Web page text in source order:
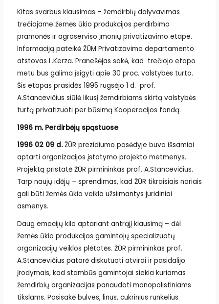
Kitas svarbus klausimas – žemdirbių dalyvavimas
trečiajame žemės ūkio produkcijos perdirbimo
pramonės ir agroserviso įmonių privatizavimo etape.
Informaciją pateikė ŽŪM Privatizavimo departamento
atstovas L.Kerza. Pranešėjas sakė, kad trečiojo etapo
metu bus galima įsigyti apie 30 proc. valstybės turto.
Šis etapas prasidės 1995 rugsėjo 1 d. prof.
A.Stancevičius siūlė likusį žemdirbiams skirtą valstybės
turtą privatizuoti per būsimą Kooperacijos fondą.
1996 m. Perdirbėjų spąstuose
1996 02 09 d.ŽŪR prezidiumo posėdyje buvo išsamiai
aptarti organizacijos įstatymo projekto metmenys.
Projektą pristatė ŽŪR pirmininkas prof. A.Stancevičius.
Tarp naujų idėjų – sprendimas, kad ŽŪR tikraisiais nariais
gali būti žemės ūkio veikla užsiimantys juridiniai
asmenys.
Daug emocijų kilo aptariant antrąjį klausimą – dėl
žemės ūkio produkcijos gamintojų specializuotų
organizacijų veiklos plėtotės. ŽŪR pirmininkas prof.
A.Stancevičius patarė diskutuoti atvirai ir pasidalijo
įrodymais, kad stambūs gamintojai siekia kuriamas
žemdirbių organizacijas panaudoti monopolistiniams
tikslams. Pasisakė bulves, linus, cukrinius runkelius